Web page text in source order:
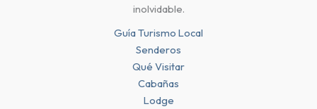
inolvidable.
Guía Turismo Local
Senderos
Qué Visitar
Cabañas
Lodge